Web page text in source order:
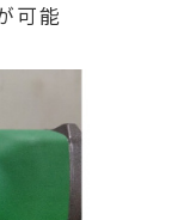
可能